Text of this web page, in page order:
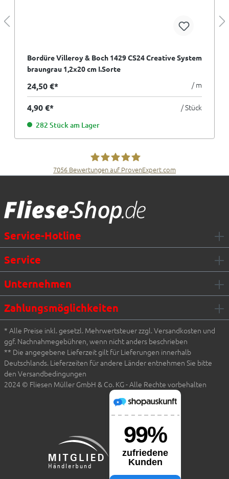
Bordüre Villeroy & Boch 1429 CS24 Creative System
braungrau 1,2x20 cm I.Sorte
24,50 €* / m
4,90 €* / Stück
282 Stück am Lager
7056 Bewertungen auf ProvenExpert.com
Service-Hotline
Service
Unternehmen
Zahlungsmöglichkeiten
* Alle Preise inkl. gesetzl. Mehrwertsteuer zzgl. Versandkosten und
ggf. Nachnahmegebühren, wenn nicht anders beschrieben
** Die angegebene Lieferzeit gilt für Lieferungen innerhalb
Deutschlands. Lieferzeiten für andere Länder entnehmen Sie bitte
den Versandbedingungen
2024 © Fliesen Müller GmbH & Co. KG - Alle Rechte vorbehalten